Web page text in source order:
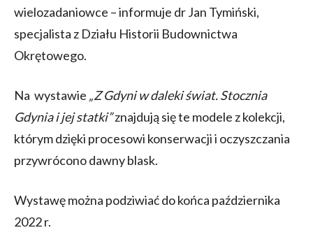
wielozadaniowce – informuje dr Jan Tymiński,
specjalista z Działu Historii Budownictwa
Okrętowego.
Na wystawie „Z Gdyni w daleki świat. Stocznia
Gdynia i jej statki”znajdują się te modele z kolekcji,
którym dzięki procesowi konserwacji i oczyszczania
przywrócono dawny blask.
Wystawę można podziwiać do końca października
2022 r.